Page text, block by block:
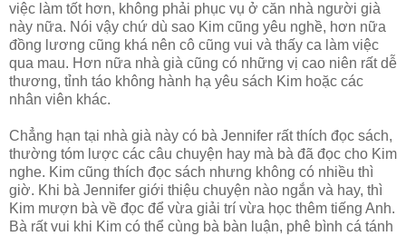
việc làm tốt hơn, không phải phục vụ ở căn nhà người già
này nữa. Nói vậy chứ dù sao Kim cũng yêu nghề, hơn nữa
đồng lương cũng khá nên cô cũng vui và thấy ca làm việc
qua mau. Hơn nữa nhà già cũng có những vị cao niên rất dễ
thương, tỉnh táo không hành hạ yêu sách Kim hoặc các
nhân viên khác.
Chẳng hạn tại nhà già này có bà Jennifer rất thích đọc sách,
thường tóm lược các câu chuyện hay mà bà đã đọc cho Kim
nghe. Kim cũng thích đọc sách nhưng không có nhiều thì
giờ. Khi bà Jennifer giới thiệu chuyện nào ngắn và hay, thì
Kim mượn bà về đọc để vừa giải trí vừa học thêm tiếng Anh.
Bà rất vui khi Kim có thể cùng bà bàn luận, phê bình cá tánh